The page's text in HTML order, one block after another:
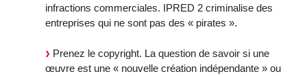
infractions commerciales. IPRED 2 criminalise des
entreprises qui ne sont pas des « pirates ».
Prenez le copyright. La question de savoir si une
œuvre est une « nouvelle création indépendante » ou